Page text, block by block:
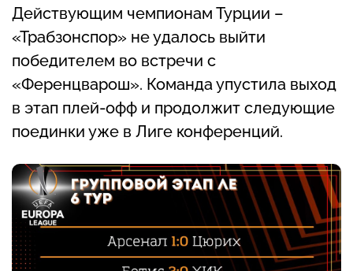
Действующим чемпионам Турции –
«Трабзонспор» не удалось выйти
победителем во встречи с
«Ференцварош». Команда упустила выход
в этап плей-офф и продолжит следующие
поединки уже в Лиге конференций.